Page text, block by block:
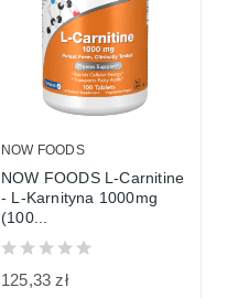
NOW FOODS
NOW FOODS L-Carnitine
- L-Karnityna 1000mg
(100...
125,33 zł